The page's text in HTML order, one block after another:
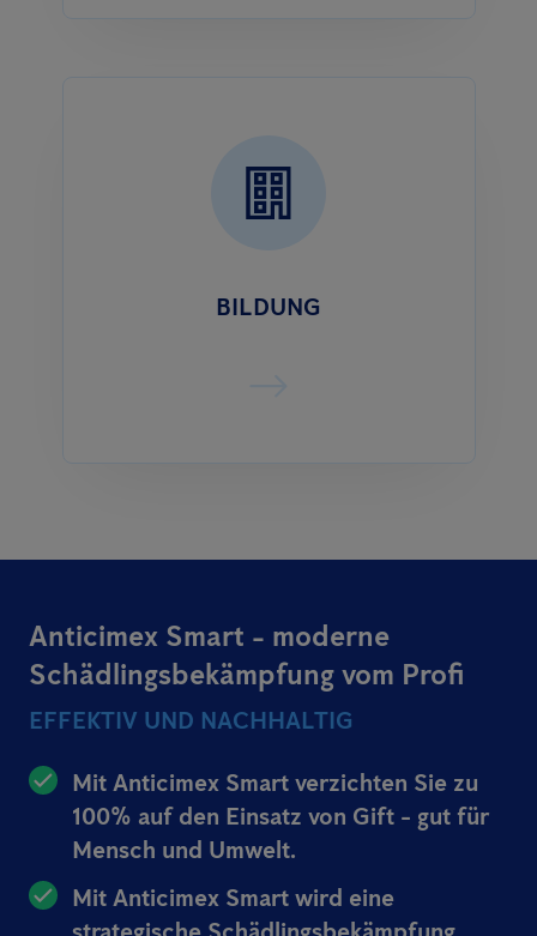
BILDUNG
Anticimex Smart - moderne
Schädlingsbekämpfung vom Profi
EFFEKTIV UND NACHHALTIG
Mit Anticimex Smart verzichten Sie zu
100% auf den Einsatz von Gift - gut für
Mensch und Umwelt.
Mit Anticimex Smart wird eine